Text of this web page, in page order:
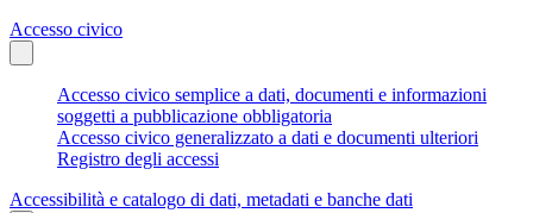
Accesso civico
Accesso civico semplice a dati, documenti e informazioni
soggetti a pubblicazione obbligatoria
Accesso civico generalizzato a dati e documenti ulteriori
Registro degli accessi
Accessibilità e catalogo di dati, metadati e banche dati